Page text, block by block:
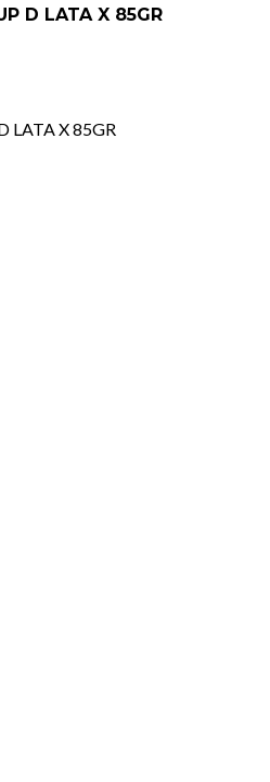
D LATA X 85GR
LATA X 85GR